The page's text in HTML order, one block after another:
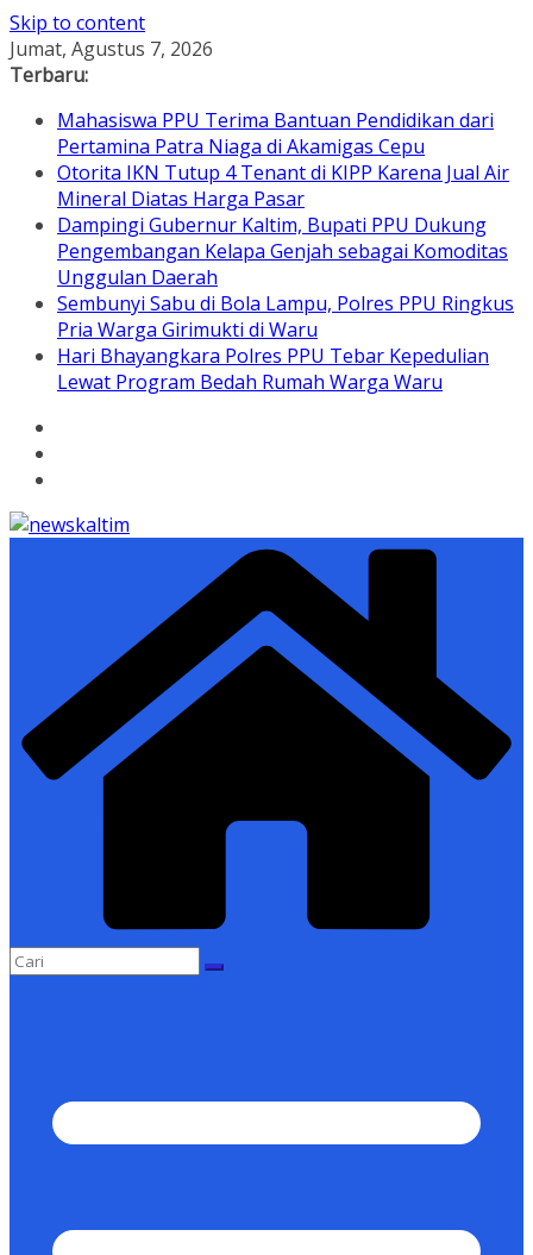
Skip to content
Jumat, Agustus 7, 2026
Terbaru:
Mahasiswa PPU Terima Bantuan Pendidikan dari
Pertamina Patra Niaga di Akamigas Cepu
Otorita IKN Tutup 4 Tenant di KIPP Karena Jual Air
Mineral Diatas Harga Pasar
Dampingi Gubernur Kaltim, Bupati PPU Dukung
Pengembangan Kelapa Genjah sebagai Komoditas
Unggulan Daerah
Sembunyi Sabu di Bola Lampu, Polres PPU Ringkus
Pria Warga Girimukti di Waru
Hari Bhayangkara Polres PPU Tebar Kepedulian
Lewat Program Bedah Rumah Warga Waru